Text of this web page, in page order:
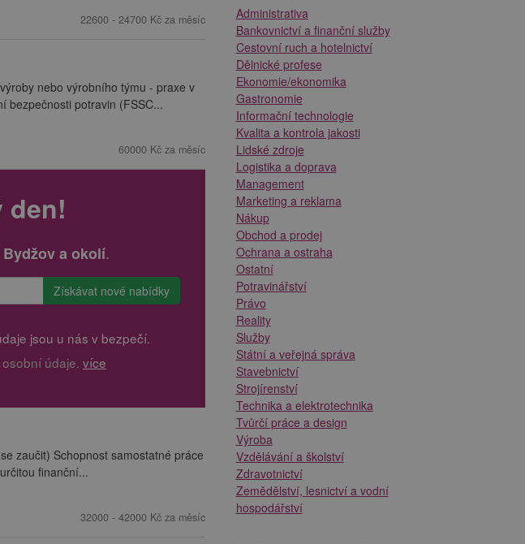
22600 - 24700 Kč za měsíc
nebo výrobního týmu - praxe v
bezpečnosti potravin (FSSC...
60000 Kč za měsíc
den!
a okolí.
jsou u nás v bezpečí.
údaje. více
zaučit) Schopnost samostatné práce
finanční...
32000 - 42000 Kč za měsíc
Administrativa
Bankovnictví a finanční služby
Cestovní ruch a hotelnictví
Dělnické profese
Ekonomie/ekonomika
Gastronomie
Informační technologie
Kvalita a kontrola jakosti
Lidské zdroje
Logistika a doprava
Management
Marketing a reklama
Nákup
Obchod a prodej
Ochrana a ostraha
Ostatní
Potravinářství
Právo
Reality
Služby
Státní a veřejná správa
Stavebnictví
Strojírenství
Technika a elektrotechnika
Tvůrčí práce a design
Výroba
Vzdělávání a školství
Zdravotnictví
Zemědělství, lesnictví a vodní
hospodářství